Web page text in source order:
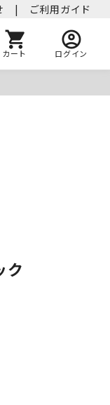
| ご利用ガイド
カート ログイン
ク